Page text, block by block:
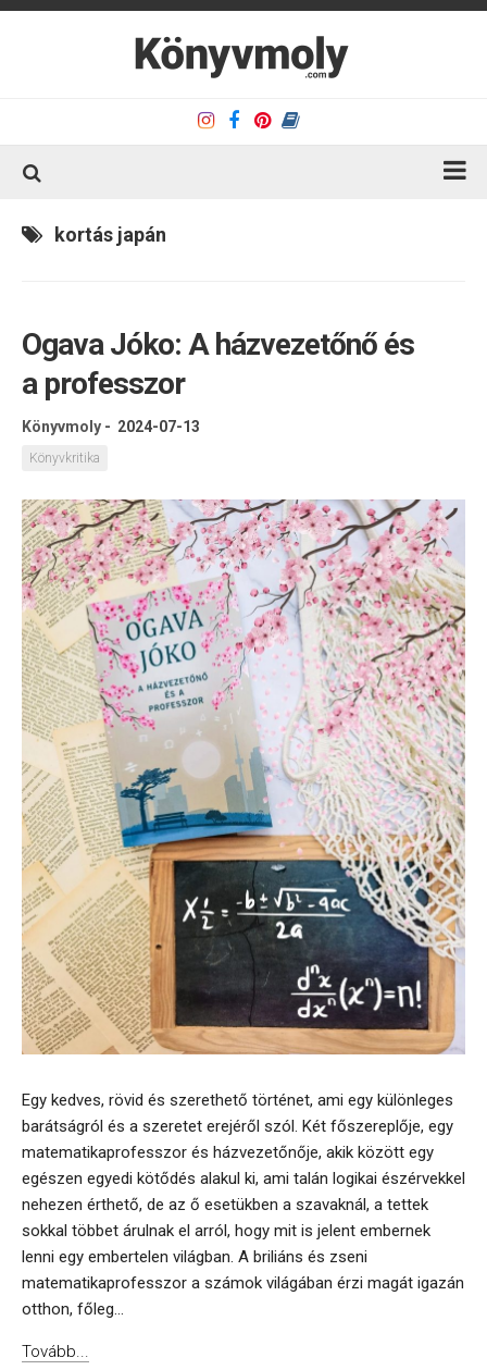
Kapcsolat
Olvasó sarok
Könyveim
Rólam
kortás japán
Ogava Jóko: A házvezetőnő és
a professzor
Könyvmoly - 2024-07-13
Könyvkritika
Egy kedves, rövid és szerethető történet, ami egy különleges
barátságról és a szeretet erejéről szól. Két főszereplője, egy
matematikaprofesszor és házvezetőnője, akik között egy
egészen egyedi kötődés alakul ki, ami talán logikai észérvekkel
nehezen érthető, de az ő esetükben a szavaknál, a tettek
sokkal többet árulnak el arról, hogy mit is jelent embernek
lenni egy embertelen világban. A briliáns és zseni
matematikaprofesszor a számok világában érzi magát igazán
otthon, főleg...
Tovább...